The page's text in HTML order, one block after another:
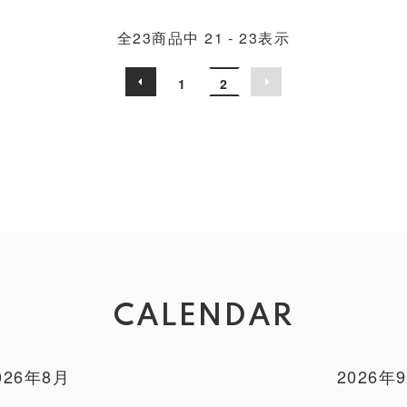
全23商品中21 - 23表示
1 2
CALENDAR
年8月 2026年